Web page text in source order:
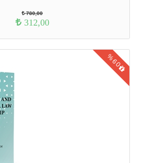
780,00
312,00
%
60